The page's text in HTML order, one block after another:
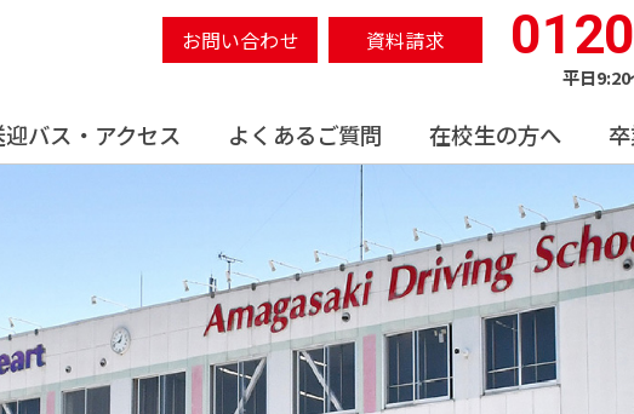
お問い合わせ 資料請求
平日9:20
迎バス・アクセス よくあるご質問 在校生の方へ